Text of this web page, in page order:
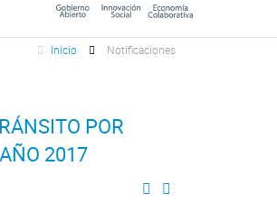
Inicio Notificaciones
POR
2017